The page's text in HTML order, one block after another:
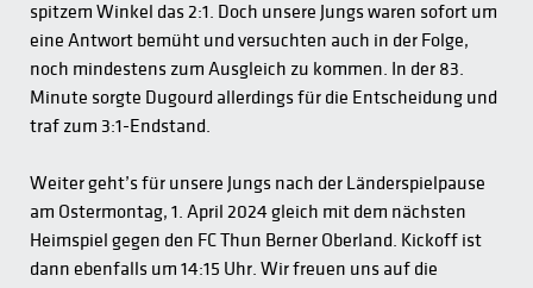
spitzem Winkel das 2:1. Doch unsere Jungs waren sofort um
eine Antwort bemüht und versuchten auch in der Folge,
noch mindestens zum Ausgleich zu kommen. In der 83.
Minute sorgte Dugourd allerdings für die Entscheidung und
traf zum 3:1-Endstand.
Weiter geht’s für unsere Jungs nach der Länderspielpause
am Ostermontag, 1. April 2024 gleich mit dem nächsten
Heimspiel gegen den FC Thun Berner Oberland. Kickoff ist
dann ebenfalls um 14:15 Uhr. Wir freuen uns auf die